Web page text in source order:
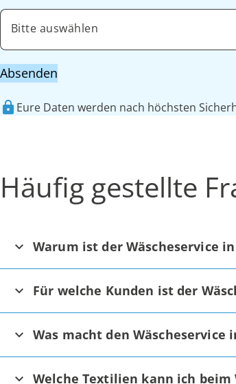
Bitte auswählen
Absenden
Eure Daten werden nach höchsten
Häufig gestellte
Warum ist der Wäscheservice
Für welche Kunden ist der
Was macht den Wäscheservice
Welche Textilien kann ich beim